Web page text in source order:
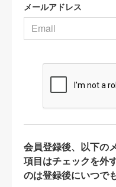
メールアドレス
会員登録後、以下の
項目はチェックを外
のは登録後にいつで